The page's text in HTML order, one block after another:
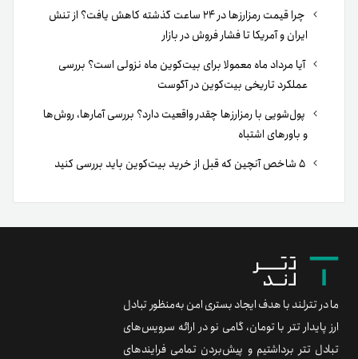
چرا قیمت رمزارزها در ۲۴ ساعت گذشته کاهش یافت؟ از تنش
ایران و آمریکا تا فشار فروش در بازار
آیا مرداد ماه معمولا برای بیت‌کوین ماه نزولی است؟ بررسی
عملکرد تاریخی بیت‌کوین در آگوست
پول‌شویی با رمزارزها چقدر واقعیت دارد؟ بررسی آمارها، روش‌ها
و باورهای اشتباه
ما در تترلند با هدف ایجاد بستری امن به‌منظور تبادل
ارز پایدار تتر با تومان، گامی نو در ارائه سرویس‌های
تبادل تتر برداشتیم و پیش‌بردن تمامی فرایندهای